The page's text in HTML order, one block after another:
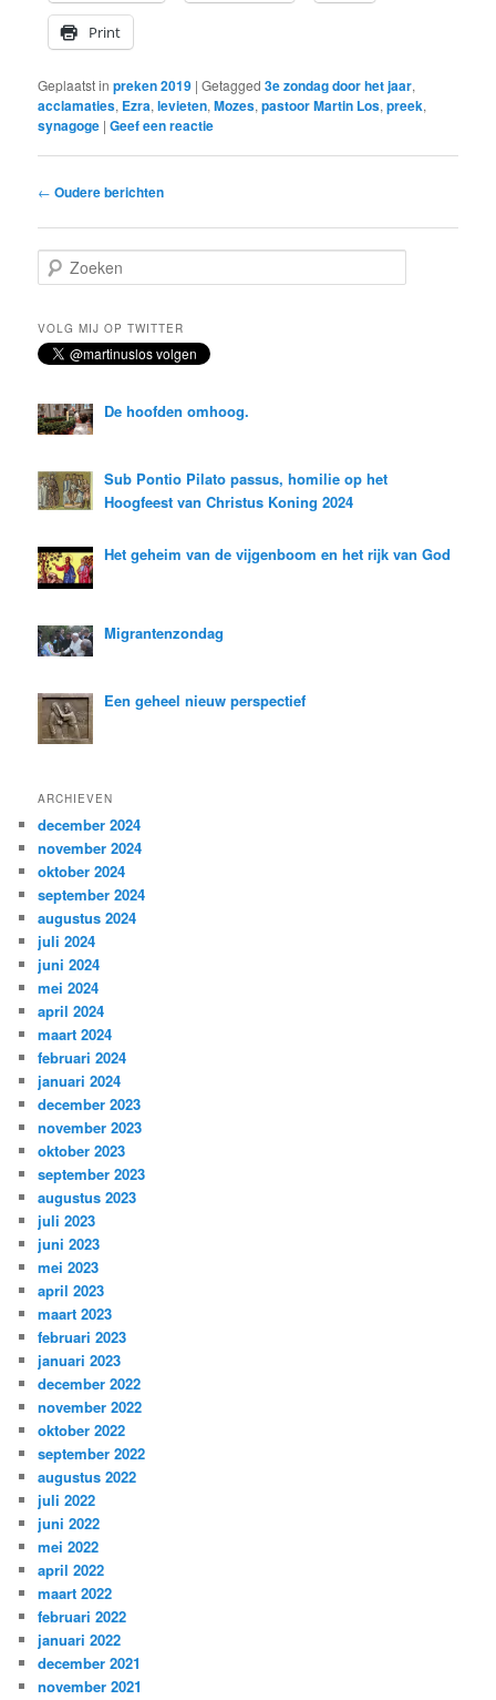
Print
Geplaatst in preken 2019 |Getagged 3e zondag door het jaar,
acclamaties, Ezra,levieten,Mozes,pastoor Martin Los,preek,
synagoge |Geef een reactie
Bericht
← Oudere berichten
o
k
e
n
VOLG MIJ OP TWITTER
De hoofden omhoog.
Sub Pontio Pilato passus, homilie op het
Hoogfeest van Christus Koning 2024
Het geheim van de vijgenboom en het rijk van God
Migrantenzondag
Een geheel nieuw perspectief
ARCHIEVEN
december 2024
november 2024
oktober 2024
september 2024
augustus 2024
juli 2024
juni 2024
mei 2024
april 2024
maart 2024
februari 2024
januari 2024
december 2023
november 2023
oktober 2023
september 2023
augustus 2023
juli 2023
juni 2023
mei 2023
april 2023
maart 2023
februari 2023
januari 2023
december 2022
november 2022
oktober 2022
september 2022
augustus 2022
juli 2022
juni 2022
mei 2022
april 2022
maart 2022
februari 2022
januari 2022
december 2021
november 2021